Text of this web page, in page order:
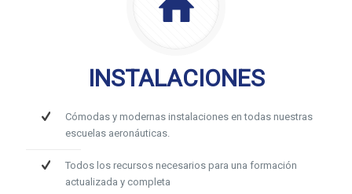
INSTALACIONES
Cómodas y modernas instalaciones en todas nuestras
escuelas aeronáuticas.
Todos los recursos necesarios para una formación
actualizada y completa